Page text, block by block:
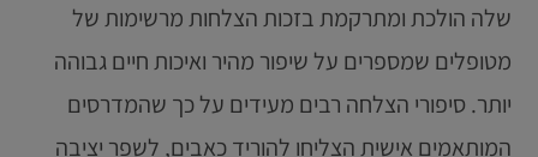
שלה הולכת ומתרקמת בזכות הצלחות מרשימות של
מטופלים שמספרים על שיפור מהיר ואיכות חיים גבוהה
יותר. סיפורי הצלחה רבים מעידים על כך שהמדרסים
המותאמים אישית הצליחו להוריד כאבים, לשפר יציבה